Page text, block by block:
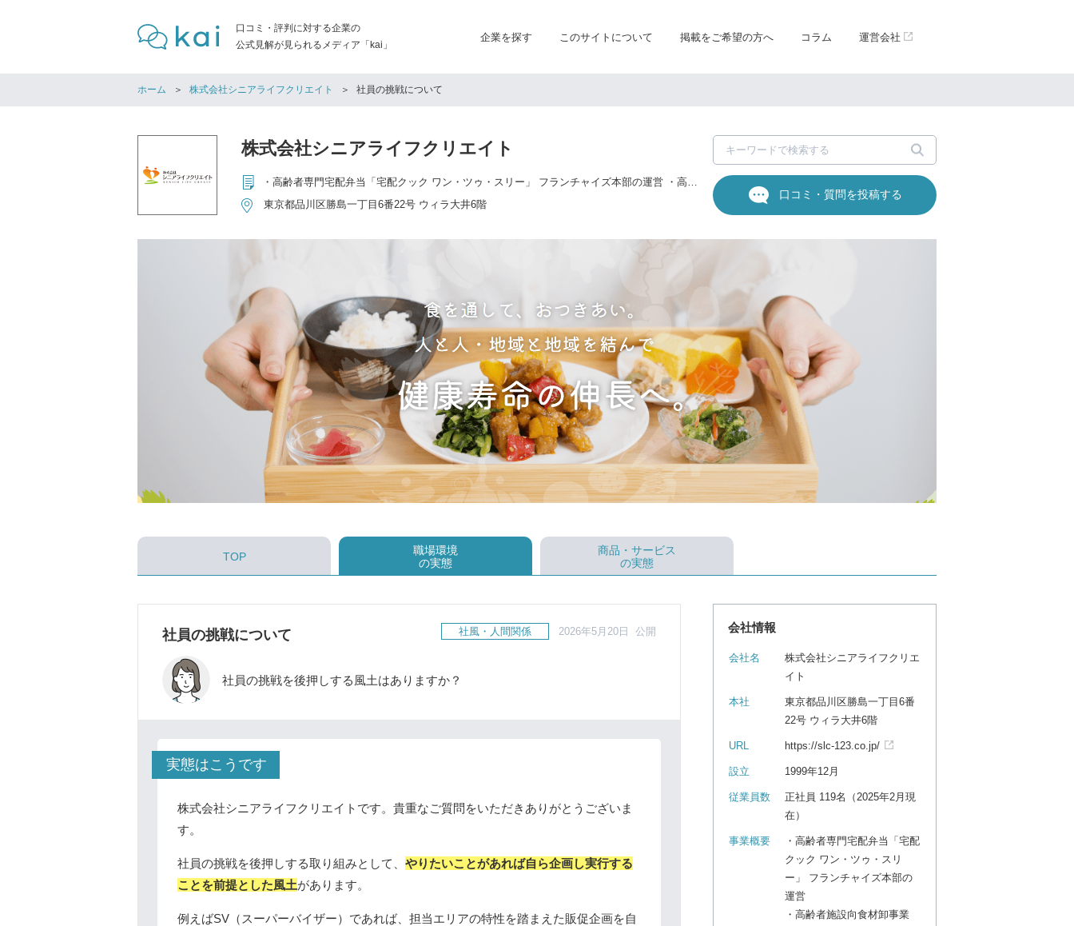
口コミ・評判に対する企業の
公式見解が見られるメディア「kai」
企業を探す このサイトについて 掲載をご希望の方へ コラム 運営会社
ホーム 株式会社シニアライフクリエイト 社員の挑戦について
株式会社シニアライフクリエイト
・高齢者専門宅配弁当「宅配クック ワン・ツゥ・スリー」 フランチャイズ本部の運営 ・高齢者施設向食材卸事業「特助くん」の運営 ・高齢者向コミュニティサロン「昭和浪漫倶楽部」フランチャイズ本部の運営 ・高齢者施設向厨房受託事業「結の台所」の運営 ・個人向通販事業「健康直球便」の運営
東京都品川区勝島一丁目6番22号 ウィラ大井6階
口コミ・質問を投稿する
TOP
商品・サービス
の実態
職場環境
の実態
社員の挑戦について 社風・人間関係 2026年5月20日 公開
社員の挑戦を後押しする風土はありますか？
実態はこうです
株式会社シニアライフクリエイトです。貴重なご質問をいただきありがとうございま
す。
社員の挑戦を後押しする取り組みとして、 やりたいことがあれば自ら企画し実行する
ことを前提とした風土があります。
例えばSV（スーパーバイザー）であれば、担当エリアの特性を踏まえた販促企画を自
会社情報
会社名
株式会社シニアライフクリエ
イト
本社
東京都品川区勝島一丁目6番
22号 ウィラ大井6階
URL https://slc-123.co.jp/
設立 1999年12月
従業員数
正社員 119名（2025年2月現
在）
事業概要
・高齢者専門宅配弁当「宅配
クック ワン・ツゥ・スリ
ー」 フランチャイズ本部の
運営
・高齢者施設向食材卸事業